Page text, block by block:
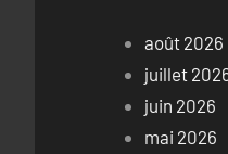
août 2026
juillet
juin 2026
mai 2026